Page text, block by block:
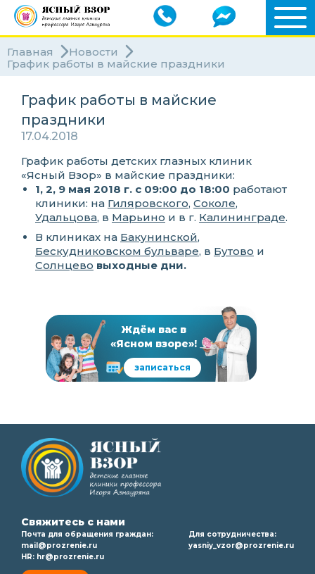
Главная
Новости
График работы в майские праздники
График работы в майские
праздники
17.04.2018
График работы детских глазных клиник
«Ясный Взор» в майские праздники:
1, 2, 9 мая 2018 г. с 09:00 до 18:00 работают
клиники: на Гиляровского, Соколе,
Удальцова, в Марьино и в г. Калининграде.
В клиниках на Бакунинской,
Бескудниковском бульваре, в Бутово и
Солнцево выходные дни.
Ждём вас в
«Ясном взоре»!
записаться
Свяжитесь с нами
Почта для обращения граждан:
mail@prozrenie.ru
HR: hr@prozrenie.ru
Для сотрудничества:
yasniy_vzor@prozrenie.ru